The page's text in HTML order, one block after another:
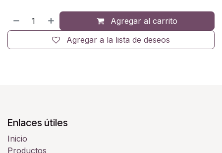
Agregar al carrito
Agregar a la lista de deseos
Enlaces útiles
Inicio
Productos